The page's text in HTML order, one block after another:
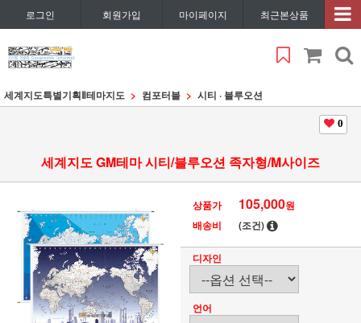
로그인 회원가입 마이페이지 최근본상품
세계지도특별기획Ⅱ테마지도 컴포터블 시티 · 블루오션
0
세계지도 GM테마 시티/블루오션 족자형/M사이즈
상품가 105,000원
배송비
(조건)
디자인
언어